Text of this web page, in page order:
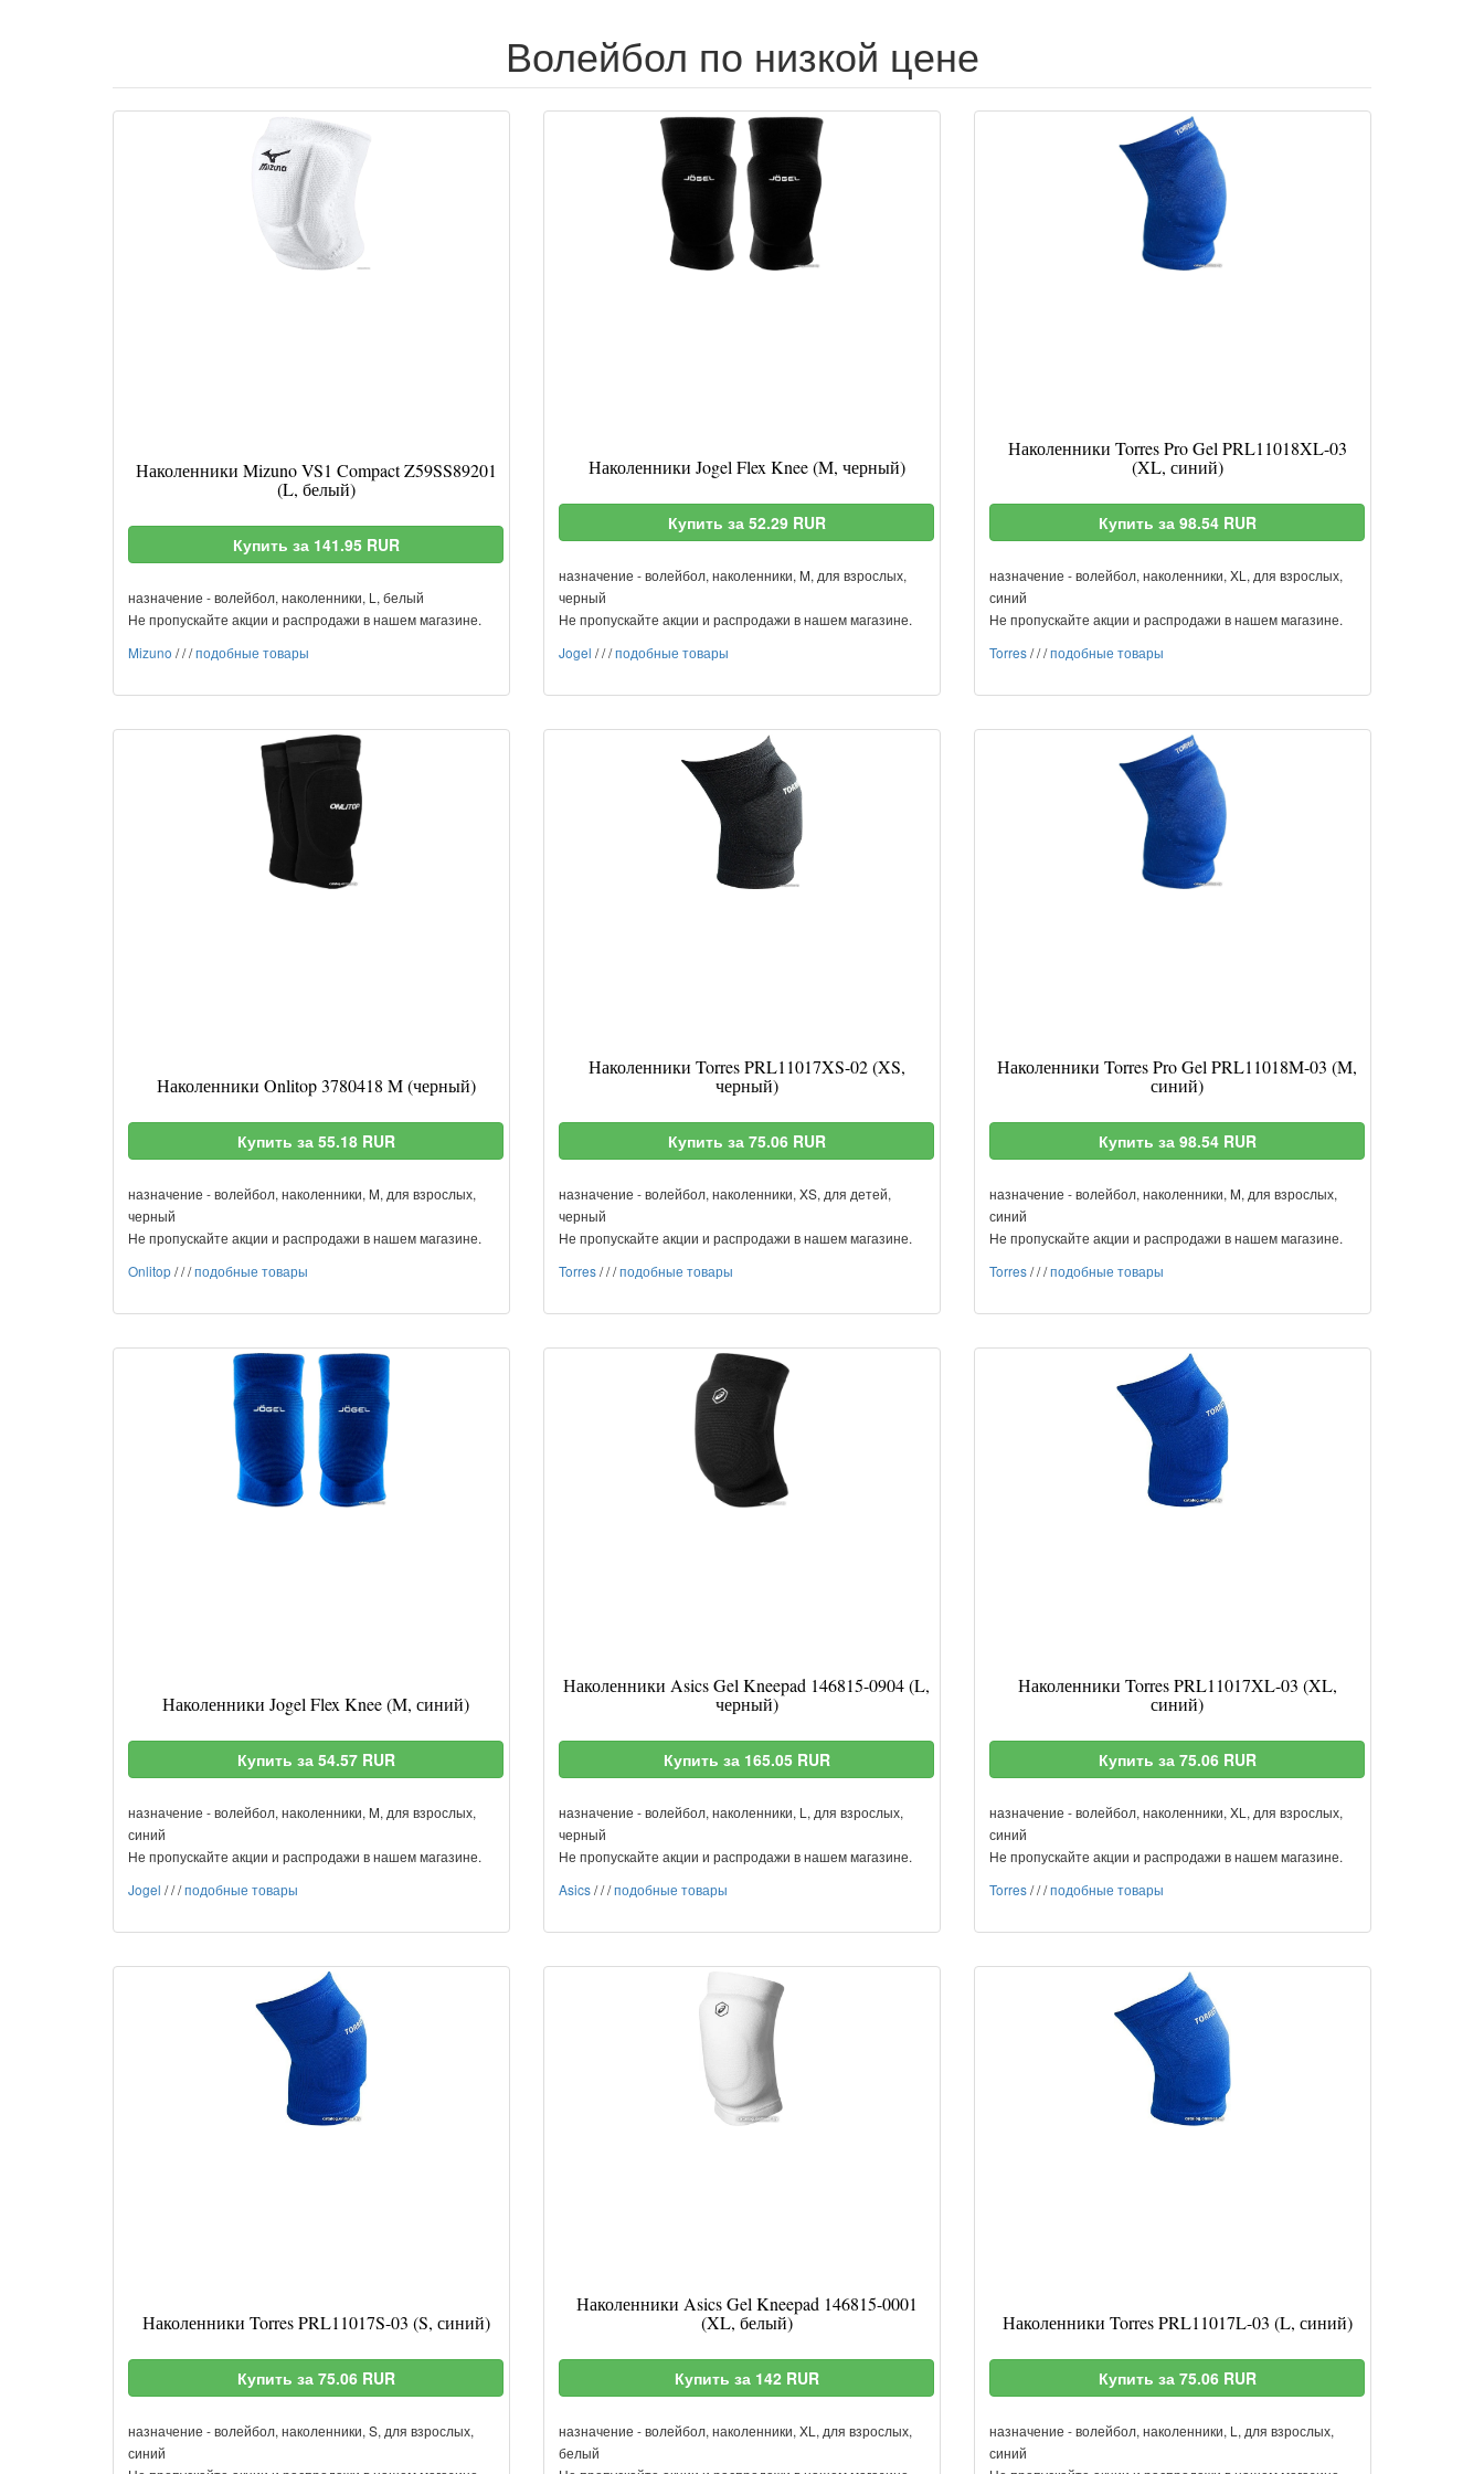
Волейбол по низкой цене
Наколенники Mizuno VS1 Compact Z59SS89201
(L, белый)
Купить за 141.95 RUR
назначение - волейбол, наколенники, L, белый
Не пропускайте акции и распродажи в нашем магазине.
Mizuno ///подобные товары
Наколенники Jogel Flex Knee (M, черный)
Купить за 52.29 RUR
назначение - волейбол, наколенники, M, для взрослых,
черный
Не пропускайте акции и распродажи в нашем магазине.
Jogel ///подобные товары
Наколенники Torres Pro Gel PRL11018XL-03
(XL, синий)
Купить за 98.54 RUR
назначение - волейбол, наколенники, XL, для взрослых,
синий
Не пропускайте акции и распродажи в нашем магазине.
Torres///подобные товары
Наколенники Onlitop 3780418 M (черный)
Купить за 55.18 RUR
назначение - волейбол, наколенники, M, для взрослых,
черный
Не пропускайте акции и распродажи в нашем магазине.
Onlitop///подобные товары
Наколенники Torres PRL11017XS-02 (XS,
черный)
Купить за 75.06 RUR
назначение - волейбол, наколенники, XS, для детей,
черный
Не пропускайте акции и распродажи в нашем магазине.
Torres///подобные товары
Наколенники Torres Pro Gel PRL11018M-03 (M,
синий)
Купить за 98.54 RUR
назначение - волейбол, наколенники, M, для взрослых,
синий
Не пропускайте акции и распродажи в нашем магазине.
Torres///подобные товары
Наколенники Jogel Flex Knee (M, синий)
Купить за 54.57 RUR
назначение - волейбол, наколенники, M, для взрослых,
синий
Не пропускайте акции и распродажи в нашем магазине.
Jogel ///подобные товары
Наколенники Asics Gel Kneepad 146815-0904 (L,
черный)
Купить за 165.05 RUR
назначение - волейбол, наколенники, L, для взрослых,
черный
Не пропускайте акции и распродажи в нашем магазине.
Asics///подобные товары
Наколенники Torres PRL11017XL-03 (XL,
синий)
Купить за 75.06 RUR
назначение - волейбол, наколенники, XL, для взрослых,
синий
Не пропускайте акции и распродажи в нашем магазине.
Torres///подобные товары
Наколенники Torres PRL11017S-03 (S, синий)
Купить за 75.06 RUR
назначение - волейбол, наколенники, S, для взрослых,
синий
Наколенники Asics Gel Kneepad 146815-0001
(XL, белый)
Купить за 142 RUR
назначение - волейбол, наколенники, XL, для взрослых,
белый
Наколенники Torres PRL11017L-03 (L, синий)
Купить за 75.06 RUR
назначение - волейбол, наколенники, L, для взрослых,
синий